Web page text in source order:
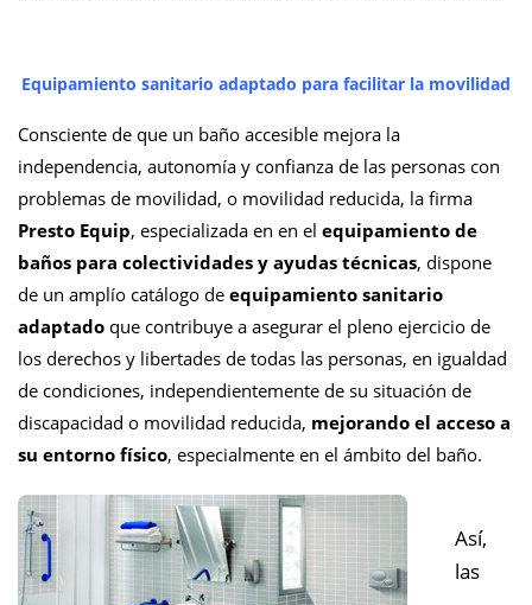
Equipamiento sanitario adaptado para facilitar la movilidad
Consciente de que un baño accesible mejora la
independencia, autonomía y confianza de las personas con
problemas de movilidad, o movilidad reducida, la firma
Presto Equip, especializada en en el equipamiento de
baños para colectividades y ayudas técnicas, dispone
de un amplío catálogo de equipamiento sanitario
adaptado que contribuye a asegurar el pleno ejercicio de
los derechos y libertades de todas las personas, en igualdad
de condiciones, independientemente de su situación de
discapacidad o movilidad reducida, mejorando el acceso a
su entorno físico, especialmente en el ámbito del baño.
Así,
las